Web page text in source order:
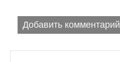
Добавить комментарий